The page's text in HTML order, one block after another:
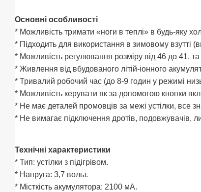
Основні особливості
* Можливість тримати «ноги в теплі» в будь-яку
* Підходить для використання в зимовому взутті
* Можливість регулювання розміру від 46 до 41,
* Живлення від вбудованого літій-іонного
* Тривалий робочий час (до 8-9 годин у режимі
* Можливість керувати як за допомогою кнопки
* Не має деталей промовців за межі устілки, все
* Не вимагає підключення дротів, подовжувачів,
Технічні характеристики
* Тип: устілки з підігрівом.
* Напруга: 3,7 вольт.
* Місткість акумулятора: 2100 мА.